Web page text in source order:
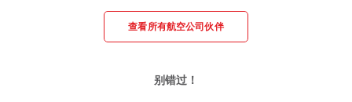
查看所有航空公司伙伴
别错过！